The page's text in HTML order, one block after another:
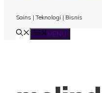
Sains | Teknologi | Bisnis
MENU